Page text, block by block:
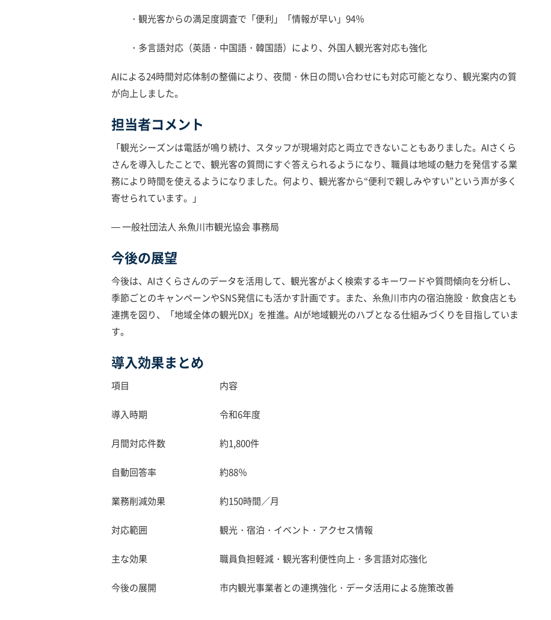
・観光客からの満足度調査で「便利」「情報が早い」94％
・多言語対応（英語・中国語・韓国語）により、外国人観光客対応も強化
AIによる24時間対応体制の整備により、夜間・休日の問い合わせにも対応可能となり、観光案内の質
が向上しました。
担当者コメント
「観光シーズンは電話が鳴り続け、スタッフが現場対応と両立できないこともありました。AIさくら
さんを導入したことで、観光客の質問にすぐ答えられるようになり、職員は地域の魅力を発信する業
務により時間を使えるようになりました。何より、観光客から“便利で親しみやすい”という声が多く
寄せられています。」
— 一般社団法人 糸魚川市観光協会 事務局
今後の展望
今後は、AIさくらさんのデータを活用して、観光客がよく検索するキーワードや質問傾向を分析し、
季節ごとのキャンペーンやSNS発信にも活かす計画です。また、糸魚川市内の宿泊施設・飲食店とも
連携を図り、「地域全体の観光DX」を推進。AIが地域観光のハブとなる仕組みづくりを目指していま
す。
導入効果まとめ
項目 内容
導入時期 令和6年度
月間対応件数 約1,800件
自動回答率 約88％
業務削減効果 約150時間／月
対応範囲 観光・宿泊・イベント・アクセス情報
主な効果 職員負担軽減・観光客利便性向上・多言語対応強化
今後の展開 市内観光事業者との連携強化・データ活用による施策改善